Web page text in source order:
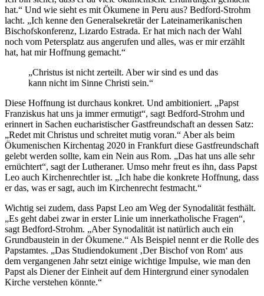
hat.“ Und wie sieht es mit Ökumene in Peru aus? Bedford-Strohm
lacht. „Ich kenne den Generalsekretär der Lateinamerikanischen
Bischofskonferenz, Lizardo Estrada. Er hat mich nach der Wahl
noch vom Petersplatz aus angerufen und alles, was er mir erzählt
hat, hat mir Hoffnung gemacht.“
„Christus ist nicht zerteilt. Aber wir sind es und das
kann nicht im Sinne Christi sein.“
Diese Hoffnung ist durchaus konkret. Und ambitioniert. „Papst
Franziskus hat uns ja immer ermutigt“, sagt Bedford-Strohm und
erinnert in Sachen eucharistischer Gastfreundschaft an dessen Satz:
„Redet mit Christus und schreitet mutig voran.“ Aber als beim
Ökumenischen Kirchentag 2020 in Frankfurt diese Gastfreundschaft
gelebt werden sollte, kam ein Nein aus Rom. „Das hat uns alle sehr
ernüchtert“, sagt der Lutheraner. Umso mehr freut es ihn, dass Papst
Leo auch Kirchenrechtler ist. „Ich habe die konkrete Hoffnung, dass
er das, was er sagt, auch im Kirchenrecht festmacht.“
Wichtig sei zudem, dass Papst Leo am Weg der Synodalität festhält.
„Es geht dabei zwar in erster Linie um innerkatholische Fragen“,
sagt Bedford-Strohm. „Aber Synodalität ist natürlich auch ein
Grundbaustein in der Ökumene.“ Als Beispiel nennt er die Rolle des
Papstamtes. „Das Studiendokument ‚Der Bischof von Rom‘ aus
dem vergangenen Jahr setzt einige wichtige Impulse, wie man den
Papst als Diener der Einheit auf dem Hintergrund einer synodalen
Kirche verstehen könnte.“